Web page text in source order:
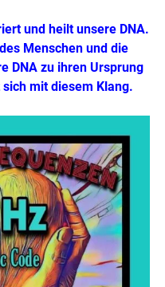
und heilt unsere DNA.
Menschen und die
DNA zu ihren Ursprung
mit diesem Klang.